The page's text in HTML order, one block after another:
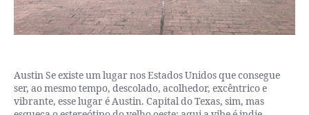
Austin Se existe um lugar nos Estados Unidos que consegue
ser, ao mesmo tempo, descolado, acolhedor, excêntrico e
vibrante, esse lugar é Austin. Capital do Texas, sim, mas